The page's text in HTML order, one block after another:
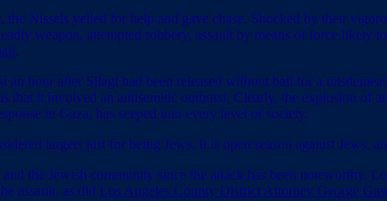
the Nissels yelled for help and gave chase. Shocked by their
weapon, attempted robbery, assault by means of force likely
.
an hour after Silagi had been released without bail for a
that it involved an antisemitic outburst. Clearly, the explosion of
in Gaza, has seeped into every level of society.
targets just for being Jews. It is open season against Jews,
the Jewish community since the attack has been noteworthy.
assault, as did Los Angeles County District Attorney George